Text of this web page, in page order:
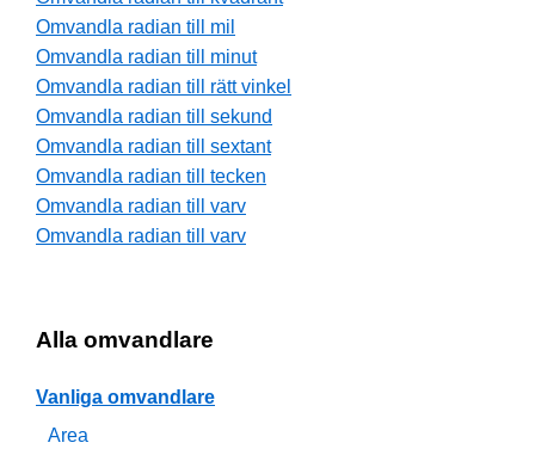
Omvandla radian till mil
Omvandla radian till minut
Omvandla radian till rätt vinkel
Omvandla radian till sekund
Omvandla radian till sextant
Omvandla radian till tecken
Omvandla radian till varv
Omvandla radian till varv
Alla omvandlare
Vanliga omvandlare
Area